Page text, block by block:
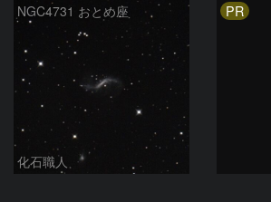
NGC4731 おとめ座
化石職人
PR